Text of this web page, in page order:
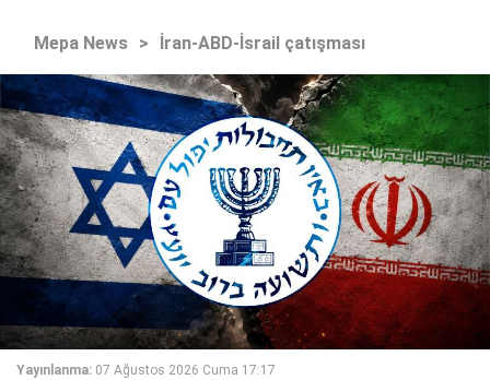
Mepa News > İran-ABD-İsrail çatışması
Yayınlanma: 07 Ağustos 2026 Cuma 17:17